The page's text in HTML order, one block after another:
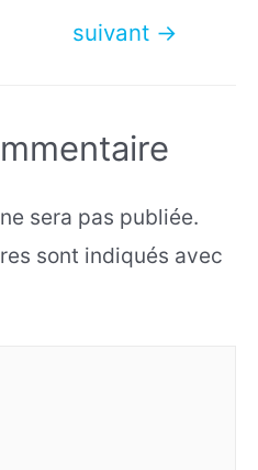
suivant →
sera pas publiée.
sont indiqués avec